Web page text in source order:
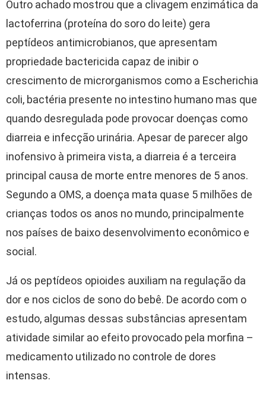
Outro achado mostrou que a clivagem enzimática da
lactoferrina (proteína do soro do leite) gera
peptídeos antimicrobianos, que apresentam
propriedade bactericida capaz de inibir o
crescimento de microrganismos como a Escherichia
coli, bactéria presente no intestino humano mas que
quando desregulada pode provocar doenças como
diarreia e infecção urinária. Apesar de parecer algo
inofensivo à primeira vista, a diarreia é a terceira
principal causa de morte entre menores de 5 anos.
Segundo a OMS, a doença mata quase 5 milhões de
crianças todos os anos no mundo, principalmente
nos países de baixo desenvolvimento econômico e
social.
Já os peptídeos opioides auxiliam na regulação da
dor e nos ciclos de sono do bebê. De acordo com o
estudo, algumas dessas substâncias apresentam
atividade similar ao efeito provocado pela morfina –
medicamento utilizado no controle de dores
intensas.